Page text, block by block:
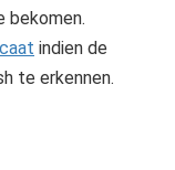
bekomen.
indien de
te erkennen.